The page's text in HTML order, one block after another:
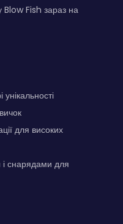
Fish зараз на
для високих
снарядами для